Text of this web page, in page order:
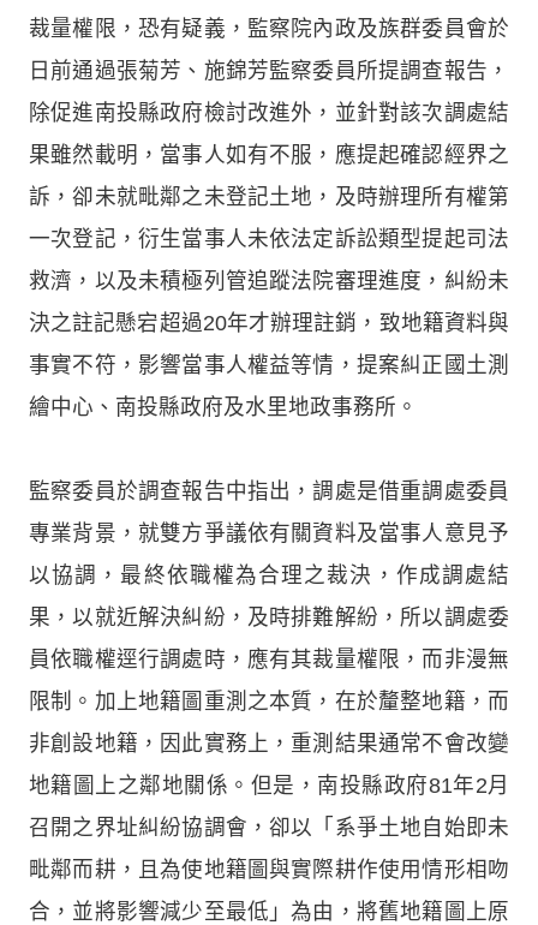
裁量權限，恐有疑義，監察院內政及族群委員會於
日前通過張菊芳、施錦芳監察委員所提調查報告，
除促進南投縣政府檢討改進外，並針對該次調處結
果雖然載明，當事人如有不服，應提起確認經界之
訴，卻未就毗鄰之未登記土地，及時辦理所有權第
一次登記，衍生當事人未依法定訴訟類型提起司法
救濟，以及未積極列管追蹤法院審理進度，糾紛未
決之註記懸宕超過20年才辦理註銷，致地籍資料與
事實不符，影響當事人權益等情，提案糾正國土測
繪中心、南投縣政府及水里地政事務所。
監察委員於調查報告中指出，調處是借重調處委員
專業背景，就雙方爭議依有關資料及當事人意見予
以協調，最終依職權為合理之裁決，作成調處結
果，以就近解決糾紛，及時排難解紛，所以調處委
員依職權逕行調處時，應有其裁量權限，而非漫無
限制。加上地籍圖重測之本質，在於釐整地籍，而
非創設地籍，因此實務上，重測結果通常不會改變
地籍圖上之鄰地關係。但是，南投縣政府81年2月
召開之界址糾紛協調會，卻以「系爭土地自始即未
毗鄰而耕，且為使地籍圖與實際耕作使用情形相吻
合，並將影響減少至最低」為由，將舊地籍圖上原